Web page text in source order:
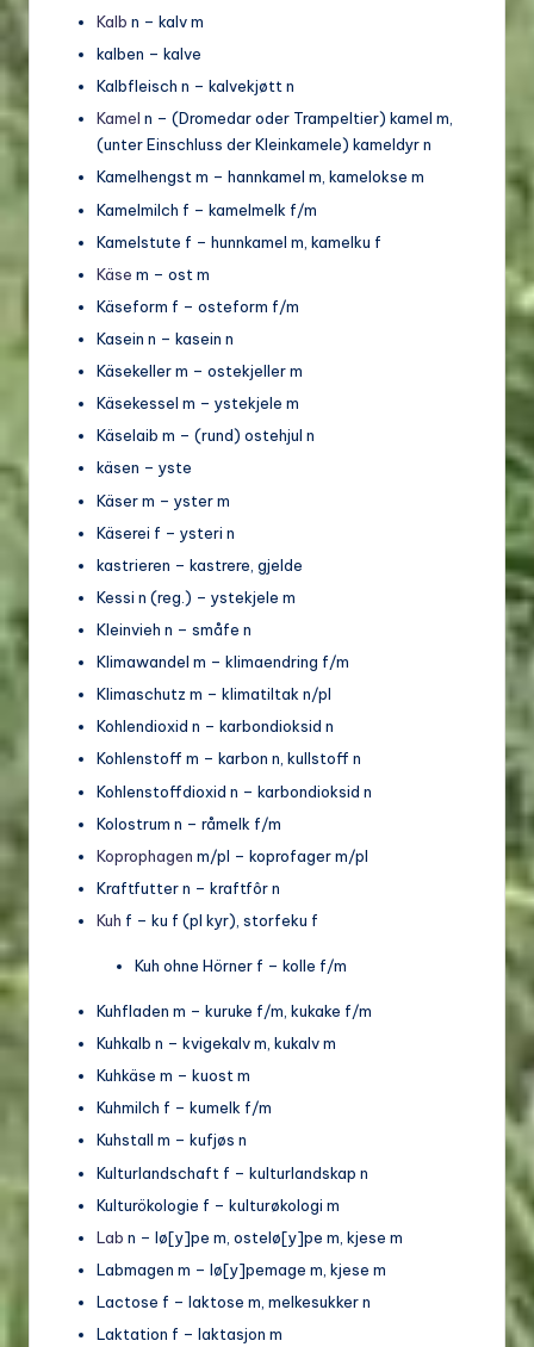
Kalb n – kalv m
kalben – kalve
Kalbfleisch n – kalvekjøtt n
Kamel n – (Dromedar oder Trampeltier) kamel m,
(unter Einschluss der Kleinkamele) kameldyr n
Kamelhengst m – hannkamel m, kamelokse m
Kamelmilch f – kamelmelk f/m
Kamelstute f – hunnkamel m, kamelku f
Käse m – ost m
Käseform f – osteform f/m
Kasein n – kasein n
Käsekeller m – ostekjeller m
Käsekessel m – ystekjele m
Käselaib m – (rund) ostehjul n
käsen – yste
Käser m – yster m
Käserei f – ysteri n
kastrieren – kastrere, gjelde
Kessi n (reg.) – ystekjele m
Kleinvieh n – småfe n
Klimawandel m – klimaendring f/m
Klimaschutz m – klimatiltak n/pl
Kohlendioxid n – karbondioksid n
Kohlenstoff m – karbon n, kullstoff n
Kohlenstoffdioxid n – karbondioksid n
Kolostrum n – råmelk f/m
Koprophagen m/pl – koprofager m/pl
Kraftfutter n – kraftfôr n
Kuh f – ku f (pl kyr), storfeku f
Kuh ohne Hörner f – kolle f/m
Kuhfladen m – kuruke f/m, kukake f/m
Kuhkalb n – kvigekalv m, kukalv m
Kuhkäse m – kuost m
Kuhmilch f – kumelk f/m
Kuhstall m – kufjøs n
Kulturlandschaft f – kulturlandskap n
Kulturökologie f – kulturøkologi m
Lab n – lø[y]pe m, ostelø[y]pe m, kjese m
Labmagen m – lø[y]pemage m, kjese m
Lactose f – laktose m, melkesukker n
Laktation f – laktasjon m